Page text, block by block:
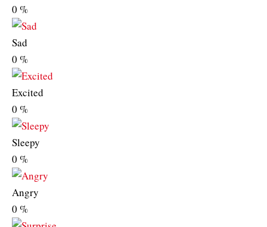
0 %
Sad
0 %
Excited
0 %
Sleepy
0 %
Angry
0 %